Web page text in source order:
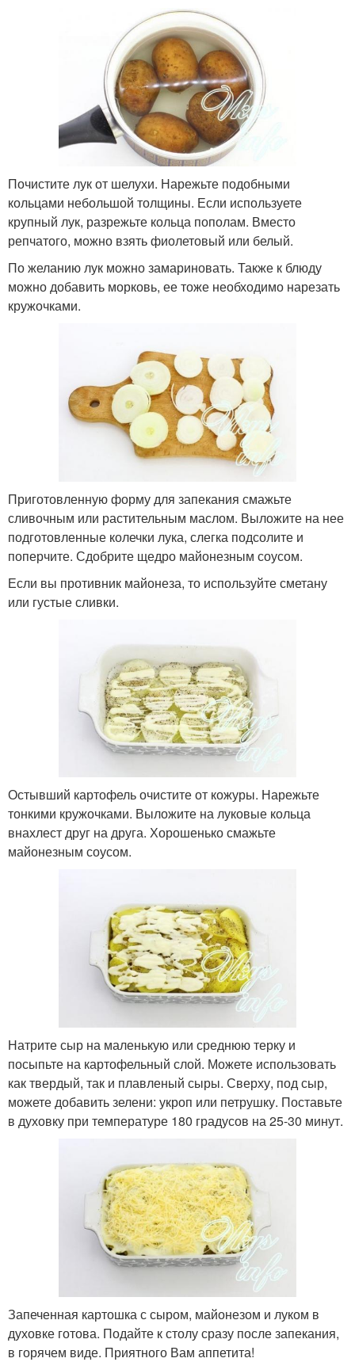
Почистите лук от шелухи. Нарежьте подобными
кольцами небольшой толщины. Если используете
крупный лук, разрежьте кольца пополам. Вместо
репчатого, можно взять фиолетовый или белый.
По желанию лук можно замариновать. Также к блюду
можно добавить морковь, ее тоже необходимо нарезать
кружочками.
Приготовленную форму для запекания смажьте
сливочным или растительным маслом. Выложите на нее
подготовленные колечки лука, слегка подсолите и
поперчите. Сдобрите щедро майонезным соусом.
Если вы противник майонеза, то используйте сметану
или густые сливки.
Остывший картофель очистите от кожуры. Нарежьте
тонкими кружочками. Выложите на луковые кольца
внахлест друг на друга. Хорошенько смажьте
майонезным соусом.
Натрите сыр на маленькую или среднюю терку и
посыпьте на картофельный слой. Можете использовать
как твердый, так и плавленый сыры. Сверху, под сыр,
можете добавить зелени: укроп или петрушку. Поставьте
в духовку при температуре 180 градусов на 25-30 минут.
Запеченная картошка с сыром, майонезом и луком в
духовке готова. Подайте к столу сразу после запекания,
в горячем виде. Приятного Вам аппетита!